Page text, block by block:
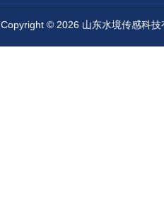
Copyright © 2026 山东水境传感科